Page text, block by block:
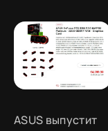
ASUS выпустит